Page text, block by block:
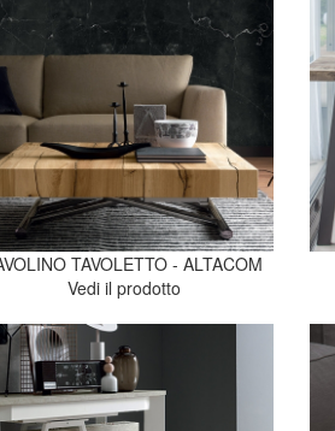
TAVOLETTO - ALTACOM
Vedi il prodotto